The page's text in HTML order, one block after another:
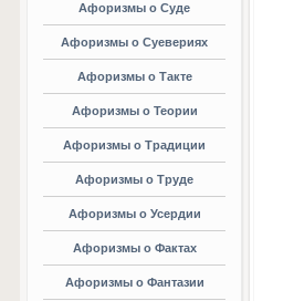
Афоризмы о Суде
Афоризмы о Суевериях
Афоризмы о Такте
Афоризмы о Теории
Афоризмы о Традиции
Афоризмы о Труде
Афоризмы о Усердии
Афоризмы о Фактах
Афоризмы о Фантазии